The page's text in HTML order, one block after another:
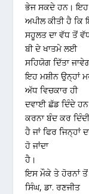
ਭੇਜ ਸਕਦੇ ਹਨ।
ਅਪੀਲ ਕੀਤੀ ਹੈ ਕਿ
ਸਹੂਲਤ ਦਾ ਵੱਧ ਤੋਂ
ਬੀ ਦੇ ਖਾਤਮੇ ਲਈ
ਸਹਿਯੋਗ ਦਿੱਤਾ
ਇਹ ਮਸ਼ੀਨ ਉਨ੍ਹਾਂ
ਅੱਧ ਵਿਚਕਾਰ ਹੀ
ਦਵਾਈ ਛੱਡ ਦਿੰਦੇ
ਕਰਨਾ ਬੰਦ ਕਰ
ਹੈ ਜਾਂ ਫਿਰ ਜਿਨ੍ਹਾਂ
ਹੋ ਜਾਂਦਾ
ਹੈ।
ਇਸ ਮੌਕੇ ਤੇ ਹੋਰਨਾਂ ਤੋਂ
ਸਿੰਘ, ਡਾ. ਰਣਜੀਤ